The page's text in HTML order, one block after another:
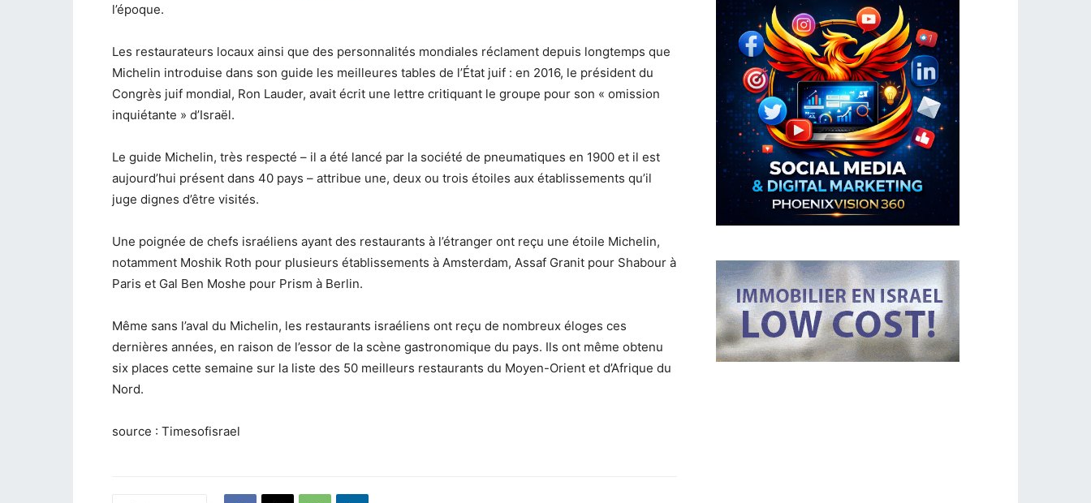
l’époque.
Les restaurateurs locaux ainsi que des personnalités mondiales réclament depuis longtemps que
Michelin introduise dans son guide les meilleures tables de l’État juif : en 2016, le président du
Congrès juif mondial, Ron Lauder, avait écrit une lettre critiquant le groupe pour son « omission
inquiétante » d’Israël.
Le guide Michelin, très respecté – il a été lancé par la société de pneumatiques en 1900 et il est
aujourd’hui présent dans 40 pays – attribue une, deux ou trois étoiles aux établissements qu’il
juge dignes d’être visités.
Une poignée de chefs israéliens ayant des restaurants à l’étranger ont reçu une étoile Michelin,
notamment Moshik Roth pour plusieurs établissements à Amsterdam, Assaf Granit pour Shabour à
Paris et Gal Ben Moshe pour Prism à Berlin.
Même sans l’aval du Michelin, les restaurants israéliens ont reçu de nombreux éloges ces
dernières années, en raison de l’essor de la scène gastronomique du pays. Ils ont même obtenu
six places cette semaine sur la liste des 50 meilleurs restaurants du Moyen-Orient et d’Afrique du
Nord.
source : Timesofisrael